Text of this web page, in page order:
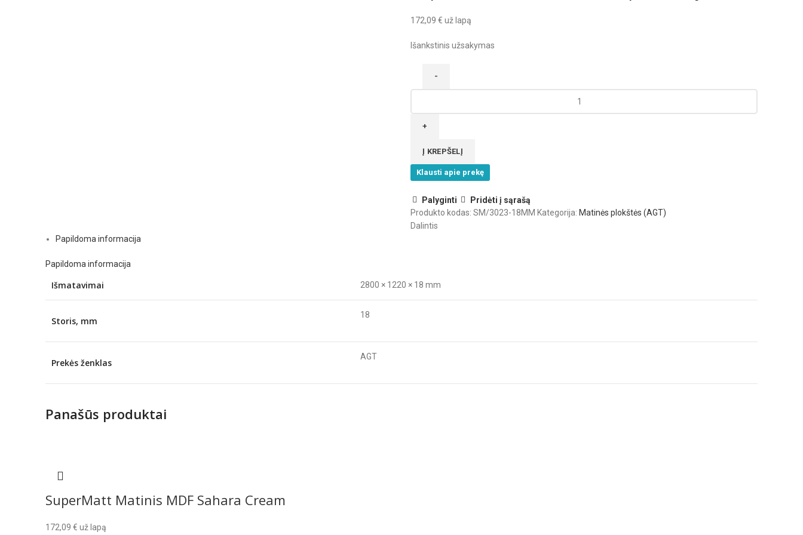
172,09 € už lapą
Išankstinis užsakymas
MDF
Grey
Į KREPŠELĮ
Klausti apie prekę
Palyginti
Pridėti į sąrašą
Produkto kodas: SM/3023-18MM Kategorija: Matinės plokštės (AGT)
Dalintis
Papildoma informacija
Papildoma informacija
Išmatavimai 2800 × 1220 × 18 mm
Storis, mm
18
Prekės ženklas
AGT
Panašūs produktai
SuperMatt Matinis MDF Sahara Cream
172,09 € už lapą